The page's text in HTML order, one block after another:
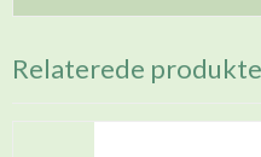
Relaterede